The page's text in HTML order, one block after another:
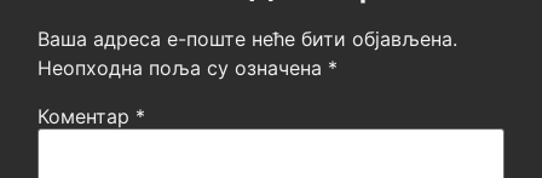
Ваша адреса е-поште неће бити објављена.
Неопходна поља су означена *
Коментар *